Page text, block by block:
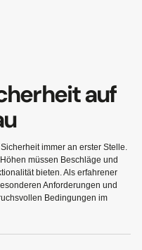
auf
immer an erster Stelle.
müssen Beschläge und
bieten. Als erfahrener
Anforderungen und
Bedingungen im